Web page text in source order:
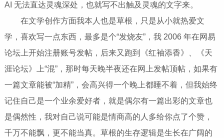
AI 无法直达灵魂深处，也就写不出触及灵魂的文字来。
在文学创作方面我本人也是草根，只是从小就热爱文
学，喜欢写一点东西，最多是个“发烧友”，我 2006 年在网易
论坛上开始注册账号发帖，后来又跑到《红袖添香》、《天
涯论坛》上“混”，那时每天晚半夜还在网上发帖顶帖，如果有
一篇文章能被“加精”，会高兴得一个晚上都睡不着，但我始终
记住自己是一个业余爱好者，就是偶尔有一篇出彩的文章也
是偶然性，我对自己说可能是情商高的人多给你点了个赞，
千万不能飘，更不能当真。草根的生存逻辑是生长在广阔的